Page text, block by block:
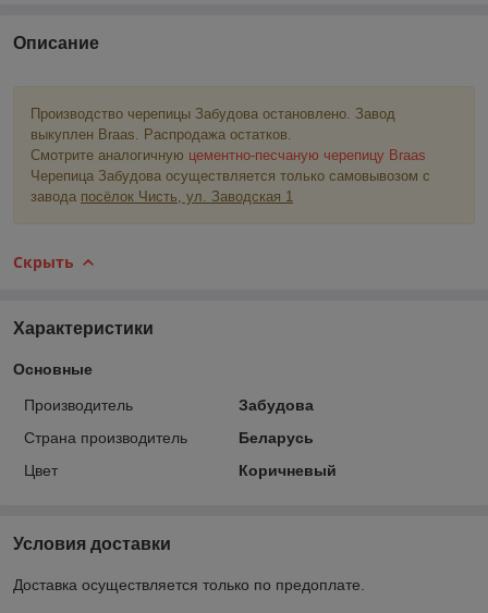
Описание
Производство черепицы Забудова остановлено. Завод
выкуплен Braas. Распродажа остатков.
Смотрите аналогичную цементно-песчаную черепицу Braas
Черепица Забудова осуществляется только самовывозом с
завода посёлок Чисть, ул. Заводская 1
Скрыть
Характеристики
Основные
Производитель
Забудова
Страна производитель
Беларусь
Цвет
Коричневый
Условия доставки
Доставка осуществляется только по предоплате.